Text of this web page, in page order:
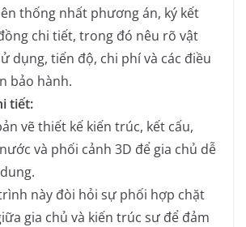
thống nhất phương án, ký kết
chi tiết, trong đó nêu rõ vật
dụng, tiến độ, chi phí và các điều
bảo hành.
tiết:
vẽ thiết kế kiến trúc, kết cấu,
và phối cảnh 3D để gia chủ dễ
này đòi hỏi sự phối hợp chặt
gia chủ và kiến trúc sư để đảm